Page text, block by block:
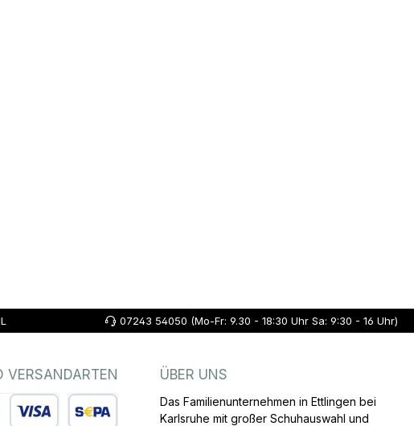
07243 54050 (Mo-Fr: 9.30 - 18:30 Uhr Sa: 9:30 - 16 Uhr)
ÜBER UNS
Das Familienunternehmen in Ettlingen bei
Karlsruhe mit großer Schuhauswahl und